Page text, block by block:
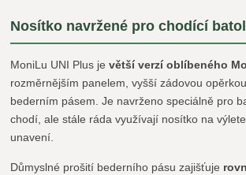
Nosítko navržené pro chodící
MoniLu UNI Plus jevětší verzí oblíbeného
rozměrnějším panelem, vyšší zádovou
bederním pásem. Je navrženo speciálně pro
chodí, ale stále ráda využívají nosítko na
unavení.
Důmyslné prošití bederního pásu zajišťuje